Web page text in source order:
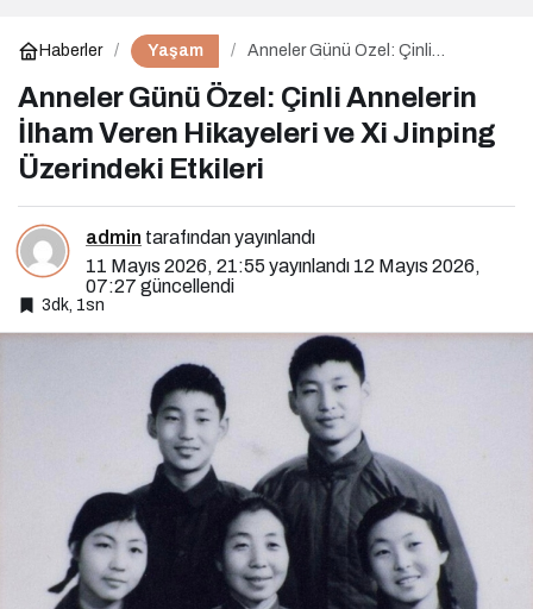
Haberler Yaşam
Anneler Günü Özel: Çinli
ve Xi Jinping Üzerindeki Etkileri
Anneler Günü Özel: Çinli Annelerin
İlham Veren Hikayeleri ve Xi Jinping
Üzerindeki Etkileri
admin tarafından yayınlandı
11 Mayıs 2026, 21:55 yayınlandı 12 Mayıs 2026,
07:27 güncellendi
3dk, 1sn